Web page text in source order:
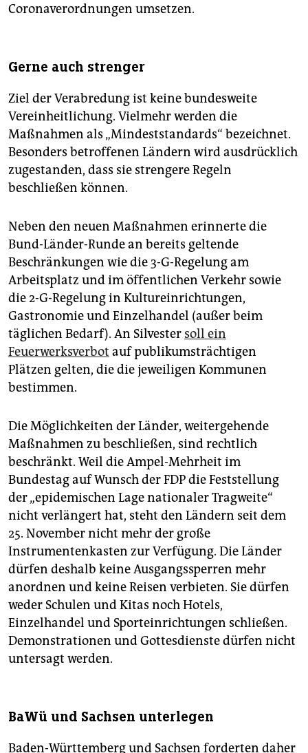
Coronaverordnungen umsetzen.
Gerne auch strenger
Ziel der Verabredung ist keine bundesweite
Vereinheitlichung. Vielmehr werden die
Maßnahmen als „Mindeststandards“ bezeichnet.
Besonders betroffenen Ländern wird ausdrücklich
zugestanden, dass sie strengere Regeln
beschließen können.
Neben den neuen Maßnahmen erinnerte die
Bund-Länder-Runde an bereits geltende
Beschränkungen wie die 3-G-Regelung am
Arbeitsplatz und im öffentlichen Verkehr sowie
die 2-G-Regelung in Kultureinrichtungen,
Gastronomie und Einzelhandel (außer beim
täglichen Bedarf). An Silvester soll ein
Feuerwerksverbot auf publikumsträchtigen
Plätzen gelten, die die jeweiligen Kommunen
bestimmen.
Die Möglichkeiten der Länder, weitergehende
Maßnahmen zu beschließen, sind rechtlich
beschränkt. Weil die Ampel-Mehrheit im
Bundestag auf Wunsch der FDP die Feststellung
der „epidemischen Lage nationaler Tragweite“
nicht verlängert hat, steht den Ländern seit dem
25. November nicht mehr der große
Instrumentenkasten zur Verfügung. Die Länder
dürfen deshalb keine Ausgangssperren mehr
anordnen und keine Reisen verbieten. Sie dürfen
weder Schulen und Kitas noch Hotels,
Einzelhandel und Sporteinrichtungen schließen.
Demonstrationen und Gottesdienste dürfen nicht
untersagt werden.
BaWü und Sachsen unterlegen
Baden-Württemberg und Sachsen forderten daher